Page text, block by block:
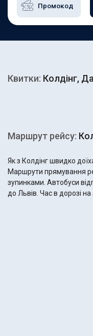
Квитки: Колдінг,
Маршрут рейсу:
Як з Колдінг швидко
Маршрути прямування
зупинками. Автобуси
до Львів. Час в дорозі на